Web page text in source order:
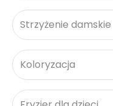
Strzyżenie damskie
Koloryzacja